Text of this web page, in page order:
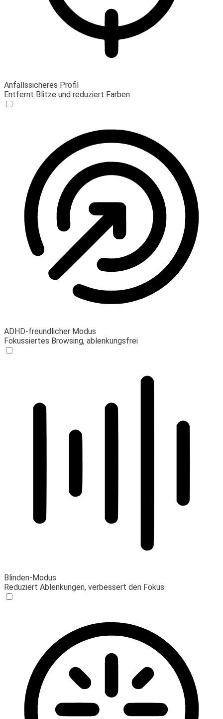
Anfallssicheres Profil
Entfernt Blitze und reduziert Farben
ADHD-freundlicher Modus
Fokussiertes Browsing, ablenkungsfrei
Blinden-Modus
Reduziert Ablenkungen, verbessert den Fokus